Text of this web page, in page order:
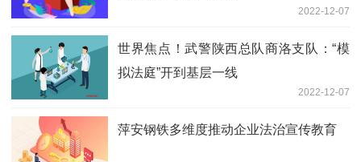
2022-12-07
世界焦点！武警陕西总队商洛支队：“模
拟法庭”开到基层一线
2022-12-07
萍安钢铁多维度推动企业法治宣传教育